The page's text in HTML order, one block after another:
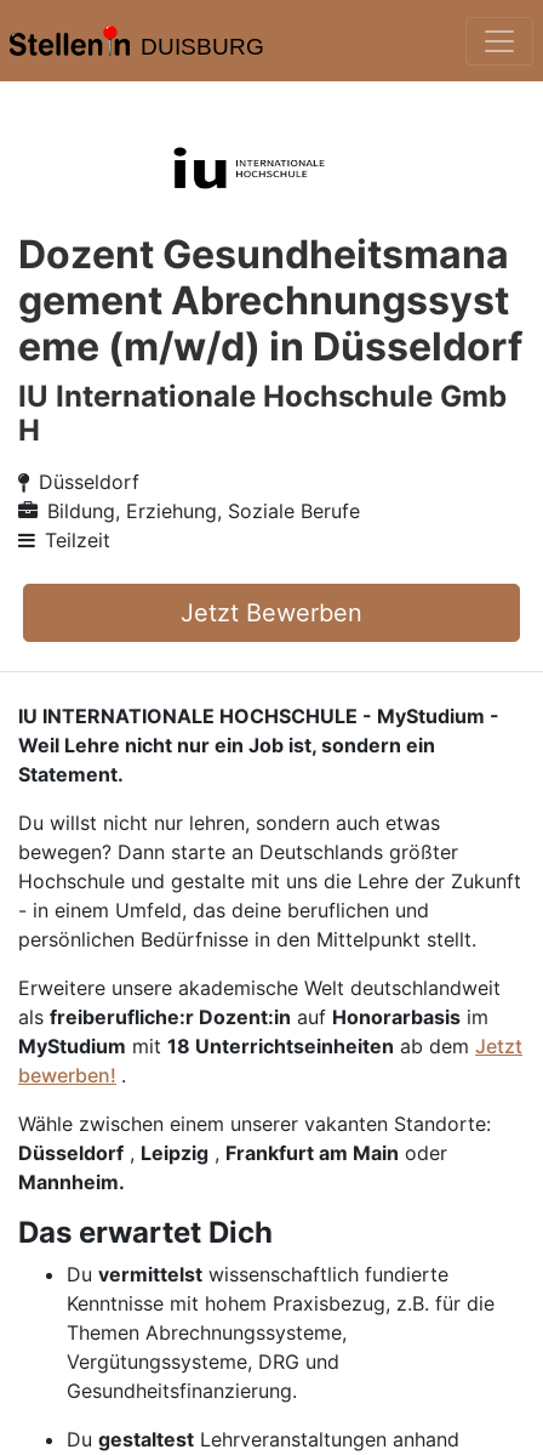
DUISBURG
Dozent Gesundheitsmana
gement Abrechnungssyst
eme (m/w/d) in Düsseldorf
IU Internationale Hochschule Gmb
H
Düsseldorf
Bildung, Erziehung, Soziale Berufe
Teilzeit
Jetzt Bewerben
IU INTERNATIONALE HOCHSCHULE - MyStudium -
Weil Lehre nicht nur ein Job ist, sondern ein
Statement.
Du willst nicht nur lehren, sondern auch etwas
bewegen? Dann starte an Deutschlands größter
Hochschule und gestalte mit uns die Lehre der Zukunft
- in einem Umfeld, das deine beruflichen und
persönlichen Bedürfnisse in den Mittelpunkt stellt.
Erweitere unsere akademische Welt deutschlandweit
als freiberufliche:r Dozent:in auf Honorarbasis im
MyStudium mit 18 Unterrichtseinheiten ab dem Jetzt
bewerben! .
Wähle zwischen einem unserer vakanten Standorte:
Düsseldorf , Leipzig , Frankfurt am Main oder
Mannheim.
Das erwartet Dich
Du vermittelst wissenschaftlich fundierte
Kenntnisse mit hohem Praxisbezug, z.B. für die
Themen Abrechnungssysteme,
Vergütungssysteme, DRG und
Gesundheitsfinanzierung.
Du gestaltest Lehrveranstaltungen anhand